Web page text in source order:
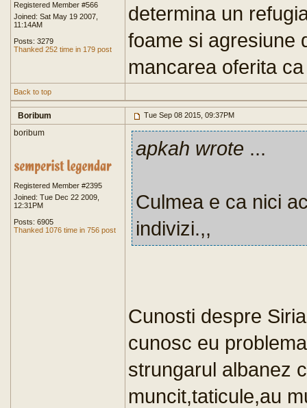
Registered Member #566
Joined: Sat May 19 2007,
11:14AM
Posts: 3279
Thanked 252 time in 179 post
determina un
foame si agresiune
mancarea oferita
Back to top
Boribum Tue Sep 08 2015, 09:37PM
boribum
Registered Member #2395
Joined: Tue Dec 22 2009,
12:31PM
Posts: 6905
Thanked 1076 time in 756 post
apkah wrote ...
Culmea e ca nici
indivizi.,,
Cunosti despre
cunosc eu
strungarul albanez
muncit,taticule,au